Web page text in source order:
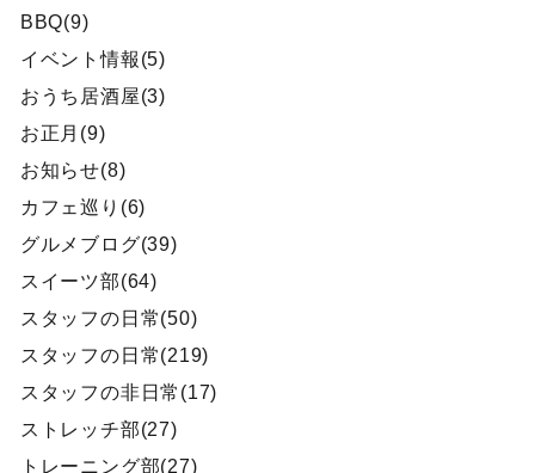
BBQ(9)
イベント情報(5)
おうち居酒屋(3)
お正月(9)
お知らせ(8)
カフェ巡り(6)
グルメブログ(39)
スイーツ部(64)
スタッフの日常(50)
スタッフの日常(219)
スタッフの非日常(17)
ストレッチ部(27)
トレーニング部(27)